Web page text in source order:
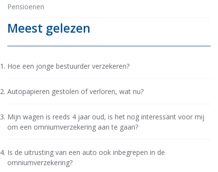
Pensioenen
Meest gelezen
Hoe een jonge bestuurder verzekeren?
Autopapieren gestolen of verloren, wat nu?
Mijn wagen is reeds 4 jaar oud, is het nog interessant voor mij
om een omniumverzekering aan te gaan?
Is de uitrusting van een auto ook inbegrepen in de
omniumverzekering?